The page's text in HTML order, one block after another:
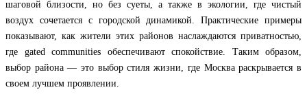
шаговой близости, но без суеты, а также в экологии, где чистый
воздух сочетается с городской динамикой. Практические примеры
показывают, как жители этих районов наслаждаются приватностью,
где gated communities обеспечивают спокойствие. Таким образом,
выбор района — это выбор стиля жизни, где Москва раскрывается в
своем лучшем проявлении.